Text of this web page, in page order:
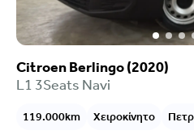
Citroen Berlingo (2020)
L1 3Seats Navi
119.000km Χειροκίνητο